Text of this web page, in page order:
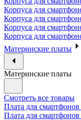
Корпуса для
Корпуса для
Корпуса для
Корпуса для
Материнские платы
Материнские платы
Смотреть все товары
Плата для
Плата для смартфонов